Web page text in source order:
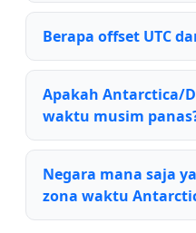
Berapa offset UTC
Apakah Antarctica/
waktu musim
Negara mana saja
zona waktu